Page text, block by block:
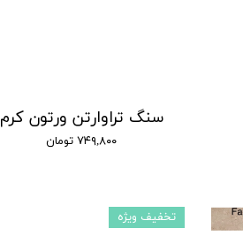
سنگ تراوارتن ورتون کرم
۷۴۹,۸۰۰ تومان
تخفیف ویژه